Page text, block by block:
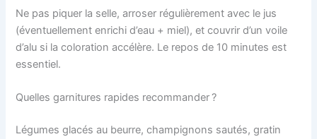
Ne pas piquer la selle, arroser régulièrement avec le jus
(éventuellement enrichi d’eau + miel), et couvrir d’un voile
d’alu si la coloration accélère. Le repos de 10 minutes est
essentiel.
Quelles garnitures rapides recommander ?
Légumes glacés au beurre, champignons sautés, gratin